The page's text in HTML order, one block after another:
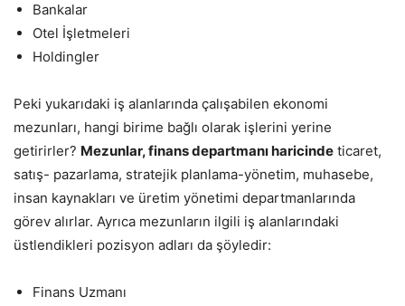
Bankalar
Otel İşletmeleri
Holdingler
Peki yukarıdaki iş alanlarında çalışabilen ekonomi
mezunları, hangi birime bağlı olarak işlerini yerine
getirirler? Mezunlar, finans departmanı haricinde ticaret,
satış- pazarlama, stratejik planlama-yönetim, muhasebe,
insan kaynakları ve üretim yönetimi departmanlarında
görev alırlar. Ayrıca mezunların ilgili iş alanlarındaki
üstlendikleri pozisyon adları da şöyledir:
Finans Uzmanı